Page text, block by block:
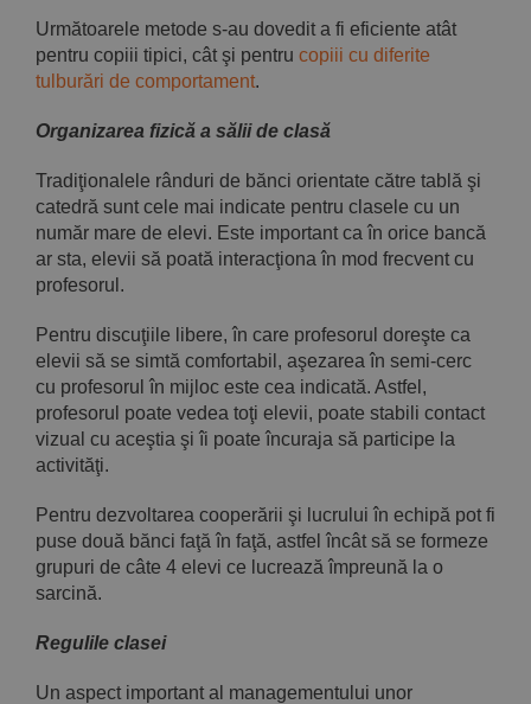
Următoarele metode s-au dovedit a fi eficiente atât
pentru copiii tipici, cât şi pentru copiii cu diferite
tulburări de comporta­ment.
Organizarea fizică a sălii de clasă
Tradiţionalele rânduri de bănci orientate către tablă şi
catedră sunt cele mai indicate pentru clasele cu un
număr mare de elevi. Este im­portant ca în orice bancă
ar sta, elevii să poată interacţiona în mod frecvent cu
profesorul.
Pentru discuţiile libere, în care profesorul doreşte ca
elevii să se simtă comfortabil, aşezarea în semi-cerc
cu profesorul în mijloc este cea indicată. Astfel,
profesorul poate vedea toţi elevii, poate stabili contact
vizual cu aceştia şi îi poate încuraja să participe la
activităţi.
Pentru dezvoltarea cooperării şi lucrului în echipă pot fi
puse două bănci faţă în faţă, astfel încât să se formeze
grupuri de câte 4 elevi ce lucrează împreună la o
sarcină.
Regulile clasei
Un aspect important al managementului unor